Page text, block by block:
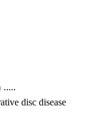
disc disease